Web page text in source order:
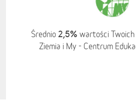
Średnio 2,5% wartości
Ziemia i My - Centrum